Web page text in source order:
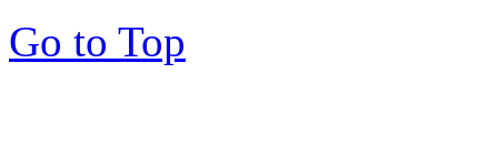
Go to Top